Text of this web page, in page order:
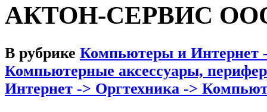
АКТОН-СЕРВИС
В рубрике Компьютеры и
Компьютерные аксессуары,
Интернет -> Оргтехника ->